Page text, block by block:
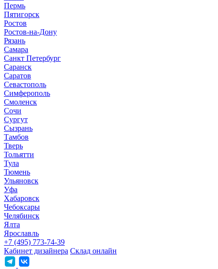
Пермь
Пятигорск
Ростов
Ростов-на-Дону
Рязань
Самара
Санкт Петербург
Саранск
Саратов
Севастополь
Симферополь
Смоленск
Сочи
Сургут
Сызрань
Тамбов
Тверь
Тольятти
Тула
Тюмень
Ульяновск
Уфа
Хабаровск
Чебоксары
Челябинск
Ялта
Ярославль
+7 (495) 773-74-39
Кабинет дизайнера Склад онлайн